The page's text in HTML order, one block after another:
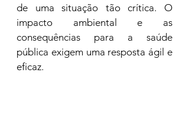
de uma situação tão crítica. O
impacto ambiental e as
consequências para a saúde
pública exigem uma resposta ágil e
eficaz.